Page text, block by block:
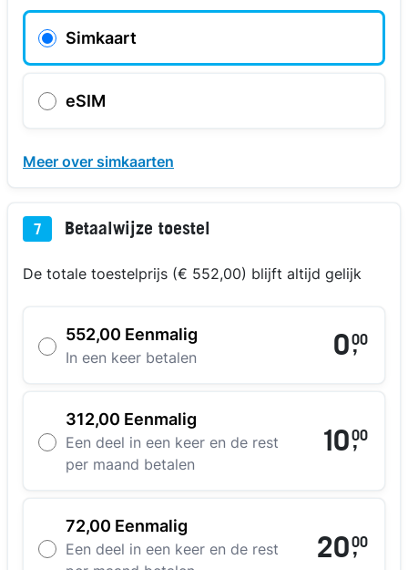
Simkaart
eSIM
Meer over simkaarten
7 Betaalwijze toestel
De totale toestelprijs (€ 552,00) blijft altijd gelijk
552,00 Eenmalig
In een keer betalen 0,
00
312,00 Eenmalig
Een deel in een keer en de rest
per maand betalen
10,
00
72,00 Eenmalig
Een deel in een keer en de rest
20,
00